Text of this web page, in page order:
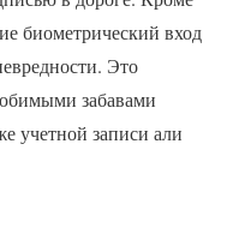
биометрический вход
Это
забавами
учетной записи али